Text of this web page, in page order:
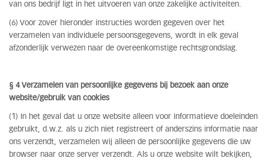
van ons bedrijf ligt in het uitvoeren van onze zakelijke activiteiten.
(6) Voor zover hieronder instructies worden gegeven over het
verzamelen van individuele persoonsgegevens, wordt in elk geval
afzonderlijk verwezen naar de overeenkomstige rechtsgrondslag.
§ 4 Verzamelen van persoonlijke gegevens bij bezoek aan onze
website/gebruik van cookies
(1) In het geval dat u onze website alleen voor informatieve doeleinden
gebruikt, d.w.z. als u zich niet registreert of anderszins informatie naar
ons verzendt, verzamelen wij alleen de persoonlijke gegevens die uw
browser naar onze server verzendt. Als u onze website wilt bekijken,